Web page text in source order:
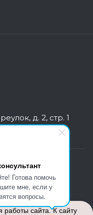
Готова помочь
мне, если у
вопросы.
д. 2, стр. 1
для ИП и ООО
сайта. К сайту